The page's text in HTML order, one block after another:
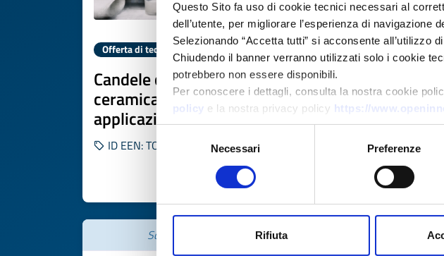
Questo Sito fa uso di cookie tecnici necessari al
dell’utente, per migliorare l’esperienza di
Selezionando “Accetta tutti” si acconsente all’utilizzo
Chiudendo il banner verranno utilizzati solo i cookie
potrebbero non essere disponibili.
Per conoscere i dettagli, consulta la nostra cookie
policy e la nostra privacy policy https://
del
Necessari Preferenze
Rifiuta
Offerta di tecnologia
Candele ceramiche porose da
ceramica riciclata per
applicazioni industriali
ID EEN: TOES20260415001
SCOPRI DI PIÙ →
sicura e
ID EEN:
Scade il 22 giugno 2027